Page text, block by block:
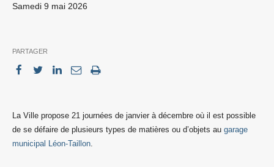
samedi 9 mai 2026
PARTAGER
La Ville propose 21 journées de janvier à décembre où il est possible
de se défaire de plusieurs types de matières ou d’objets au garage
municipal Léon-Taillon